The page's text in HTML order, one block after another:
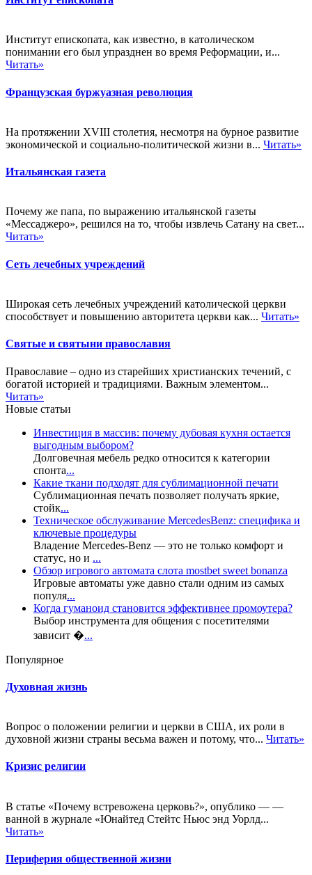
Институт епископата, как известно, в католическом
понимании его был упразднен во время Реформации, и...
Читать»
Французская буржуазная революция
На протяжении XVIII столетия, несмотря на бурное развитие
экономической и социально-политической жизни в... Читать»
Итальянская газета
Почему же папа, по выражению итальянской газеты
«Мессаджеро», решился на то, чтобы извлечь Сатану на свет...
Читать»
Сеть лечебных учреждений
Широкая сеть лечебных учреждений католической церкви
способствует и повышению авторитета церкви как... Читать»
Святые и святыни православия
Православие – одно из старейших христианских течений, с
богатой историей и традициями. Важным элементом...
Читать»
Новые статьи
Инвестиция в массив: почему дубовая кухня остается
выгодным выбором?
Долговечная мебель редко относится к категории
спонта...
Какие ткани подходят для сублимационной печати
Сублимационная печать позволяет получать яркие,
стойк...
Техническое обслуживание MercedesBenz: специфика и
ключевые процедуры
Владение Mercedes-Benz — это не только комфорт и
статус, но и ...
Обзор игрового автомата слота mostbet sweet bonanza
Игровые автоматы уже давно стали одним из самых
популя...
Когда гуманоид становится эффективнее промоутера?
Выбор инструмента для общения с посетителями
зависит �...
Популярное
Духовная жизнь
Вопрос о положении религии и церкви в США, их роли в
духовной жизни страны весьма важен и потому, что... Читать»
Кризис религии
В статье «Почему встревожена церковь?», опублико — —
ванной в журнале «Юнайтед Стейтс Ньюс энд Уорлд...
Читать»
Периферия общественной жизни